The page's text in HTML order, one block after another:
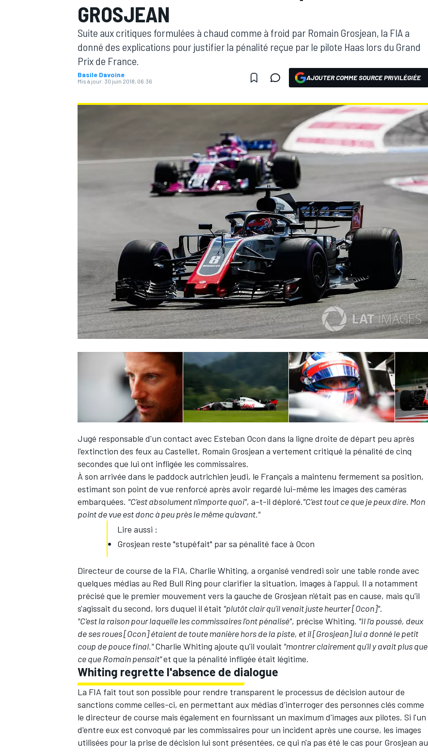
MOTOGP
WRC
GROSJEAN
Suite aux critiques formulées à chaud comme à froid par Romain Grosjean, la FIA a
donné des explications pour justifier la pénalité reçue par le pilote Haas lors du Grand
Prix de France.
Basile Davoine
Mis à jour: 30 juin 2018, 06:36 AJOUTER COMME SOURCE PRIVILÉGIÉE
Jugé responsable d'un contact avec Esteban Ocon dans la ligne droite de départ peu après
l'extinction des feux au Castellet, Romain Grosjean a vertement critiqué la pénalité de cinq
secondes que lui ont infligée les commissaires.
À son arrivée dans le paddock autrichien jeudi, le Français a maintenu fermement sa position,
estimant son point de vue renforcé après avoir regardé lui-même les images des caméras
embarquées. "C'est absolument n'importe quoi", a-t-il déploré."C'est tout ce que je peux dire. Mon
point de vue est donc à peu près le même qu'avant."
Lire aussi :
Grosjean reste "stupéfait" par sa pénalité face à Ocon
Directeur de course de la FIA, Charlie Whiting, a organisé vendredi soir une table ronde avec
quelques médias au Red Bull Ring pour clarifier la situation, images à l'appui. Il a notamment
précisé que le premier mouvement vers la gauche de Grosjean n'était pas en cause, mais qu'il
s'agissait du second, lors duquel il était "plutôt clair qu'il venait juste heurter [Ocon]".
"C'est la raison pour laquelle les commissaires l'ont pénalisé", précise Whiting. "Il l'a poussé, deux
de ses roues [Ocon] étaient de toute manière hors de la piste, et il [Grosjean] lui a donné le petit
coup de pouce final."Charlie Whiting ajoute qu'il voulait "montrer clairement qu'il y avait plus que
ce que Romain pensait"et que la pénalité infligée était légitime.
Whiting regrette l'absence de dialogue
La FIA fait tout son possible pour rendre transparent le processus de décision autour de
sanctions comme celles-ci, en permettant aux médias d'interroger des personnes clés comme
le directeur de course mais également en fournissant un maximum d'images aux pilotes. Si l'un
d'entre eux est convoqué par les commissaires pour un incident après une course, les images
utilisées pour la prise de décision lui sont présentées, ce qui n'a pas été le cas pour Grosjean au